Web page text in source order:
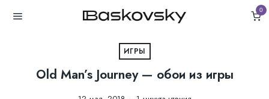
0
ИГРЫ
Old Man’s Journey — обои из игры